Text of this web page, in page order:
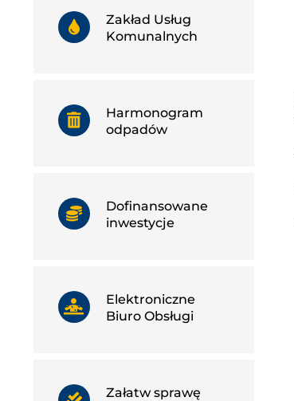
Zakład Usług
Komunalnych
Harmonogram
odpadów
Dofinansowane
inwestycje
Elektroniczne
Biuro Obsługi
Załatw sprawę